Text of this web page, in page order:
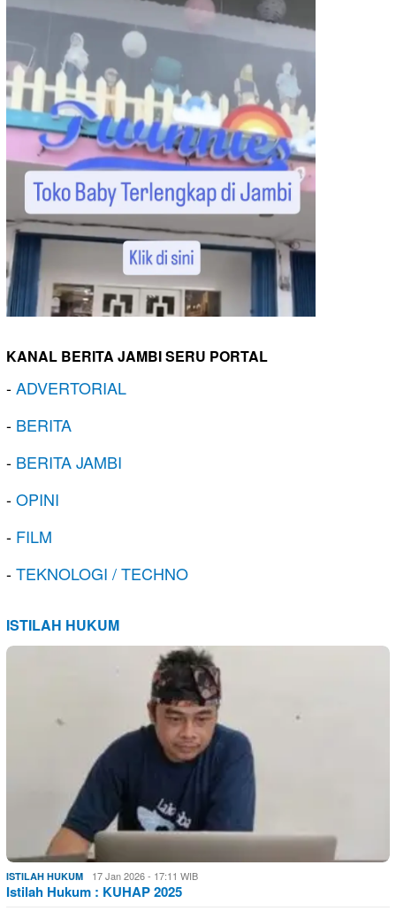
KANAL BERITA JAMBI SERU PORTAL
-ADVERTORIAL
- BERITA
- BERITA JAMBI
-OPINI
- FILM
-TEKNOLOGI / TECHNO
ISTILAH HUKUM
ISTILAH HUKUM 17 Jan 2026 - 17:11 WIB
Istilah Hukum : KUHAP 2025